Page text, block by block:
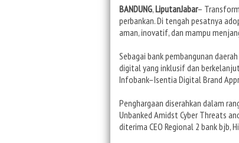
BANDUNG,LiputanJabar–
perbankan. Di tengah pesatnya
aman, inovatif, dan mampu
Sebagai bank pembangunan
digital yang inklusif dan
Infobank–Isentia Digital Brand
Penghargaan diserahkan dalam
Unbanked Amidst Cyber Threats
diterima CEO Regional 2 bank bjb,